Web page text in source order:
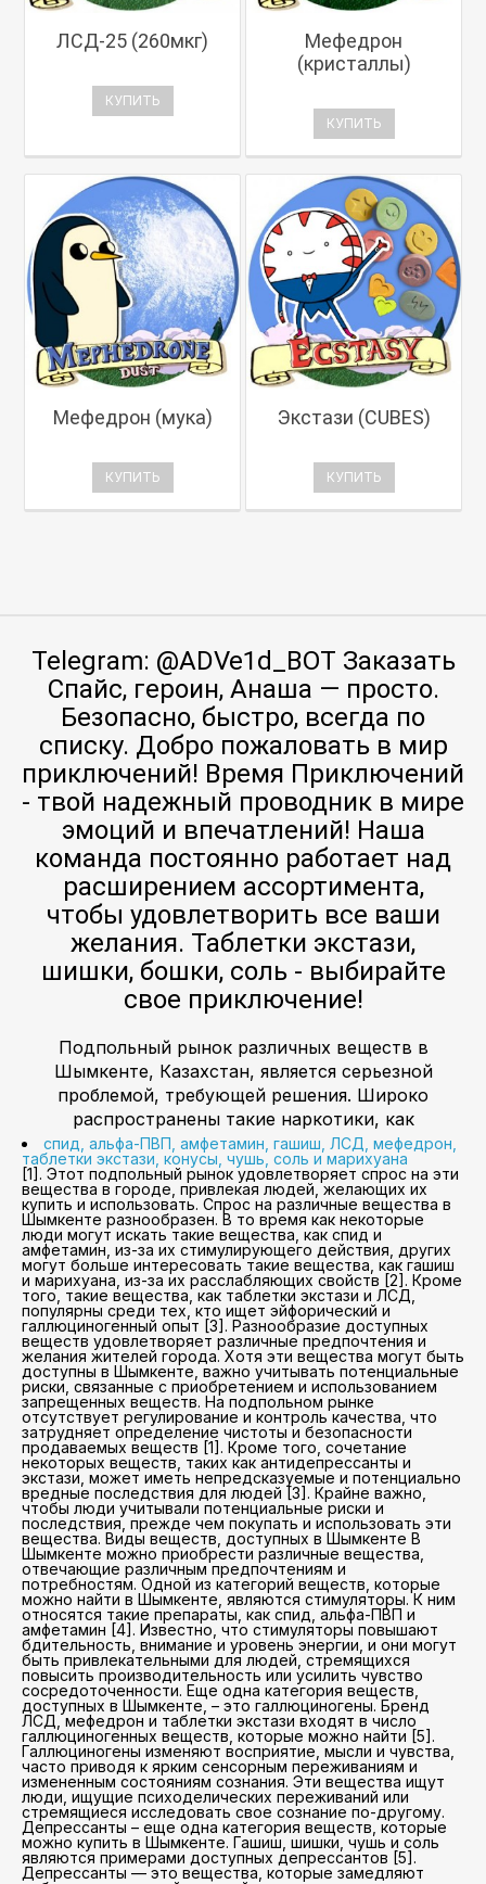
ЛСД-25 (260мкг)
КУПИТЬ
Мефедрон
(кристаллы)
КУПИТЬ
Мефедрон (мука)
КУПИТЬ
Экстази (CUBES)
КУПИТЬ
Telegram: @ADVe1d_BOT Заказать
Спайс, героин, Анаша — просто.
Безопасно, быстро, всегда по
списку. Добро пожаловать в мир
приключений! Время Приключений
- твой надежный проводник в мире
эмоций и впечатлений! Наша
команда постоянно работает над
расширением ассортимента,
чтобы удовлетворить все ваши
желания. Таблетки экстази,
шишки, бошки, соль - выбирайте
свое приключение!
Подпольный рынок различных веществ в
Шымкенте, Казахстан, является серьезной
проблемой, требующей решения. Широко
распространены такие наркотики, как
спид, альфа-ПВП, амфетамин, гашиш, ЛСД, мефедрон,
таблетки экстази, конусы, чушь, соль и марихуана
[1]. Этот подпольный рынок удовлетворяет спрос на эти
вещества в городе, привлекая людей, желающих их
купить и использовать. Спрос на различные вещества в
Шымкенте разнообразен. В то время как некоторые
люди могут искать такие вещества, как спид и
амфетамин, из-за их стимулирующего действия, других
могут больше интересовать такие вещества, как гашиш
и марихуана, из-за их расслабляющих свойств [2]. Кроме
того, такие вещества, как таблетки экстази и ЛСД,
популярны среди тех, кто ищет эйфорический и
галлюциногенный опыт [3]. Разнообразие доступных
веществ удовлетворяет различные предпочтения и
желания жителей города. Хотя эти вещества могут быть
доступны в Шымкенте, важно учитывать потенциальные
риски, связанные с приобретением и использованием
запрещенных веществ. На подпольном рынке
отсутствует регулирование и контроль качества, что
затрудняет определение чистоты и безопасности
продаваемых веществ [1]. Кроме того, сочетание
некоторых веществ, таких как антидепрессанты и
экстази, может иметь непредсказуемые и потенциально
вредные последствия для людей [3]. Крайне важно,
чтобы люди учитывали потенциальные риски и
последствия, прежде чем покупать и использовать эти
вещества. Виды веществ, доступных в Шымкенте В
Шымкенте можно приобрести различные вещества,
отвечающие различным предпочтениям и
потребностям. Одной из категорий веществ, которые
можно найти в Шымкенте, являются стимуляторы. К ним
относятся такие препараты, как спид, альфа-ПВП и
амфетамин [4]. Известно, что стимуляторы повышают
бдительность, внимание и уровень энергии, и они могут
быть привлекательными для людей, стремящихся
повысить производительность или усилить чувство
сосредоточенности. Еще одна категория веществ,
доступных в Шымкенте, – это галлюциногены. Бренд
ЛСД, мефедрон и таблетки экстази входят в число
галлюциногенных веществ, которые можно найти [5].
Галлюциногены изменяют восприятие, мысли и чувства,
часто приводя к ярким сенсорным переживаниям и
измененным состояниям сознания. Эти вещества ищут
люди, ищущие психоделических переживаний или
стремящиеся исследовать свое сознание по-другому.
Депрессанты – еще одна категория веществ, которые
можно купить в Шымкенте. Гашиш, шишки, чушь и соль
являются примерами доступных депрессантов [5].
Депрессанты — это вещества, которые замедляют